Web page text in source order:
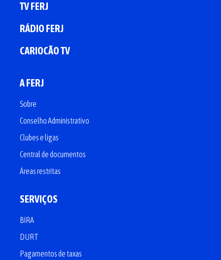
TV FERJ
RÁDIO FERJ
CARIOCÃO TV
A FERJ
Sobre
Conselho Administrativo
Clubes e ligas
Central de documentos
Áreas restritas
SERVIÇOS
BIRA
DURT
Pagamentos de taxas